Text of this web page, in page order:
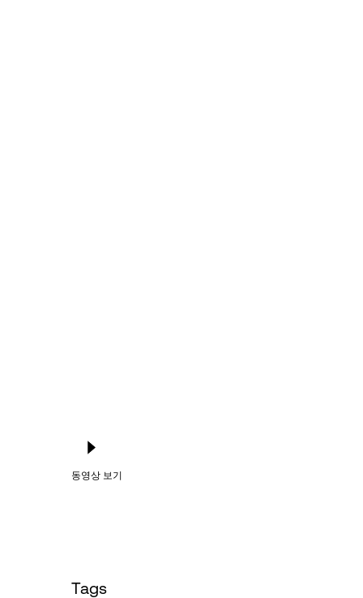
동영상 보기
Tags